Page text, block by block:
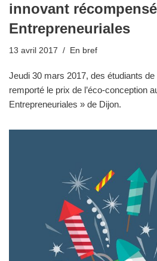
innovant
Entrepreneuriales
13 avril 2017 En bref
Jeudi 30 mars 2017, des étudiants de
remporté le prix de l’éco-conception
Entrepreneuriales » de Dijon.